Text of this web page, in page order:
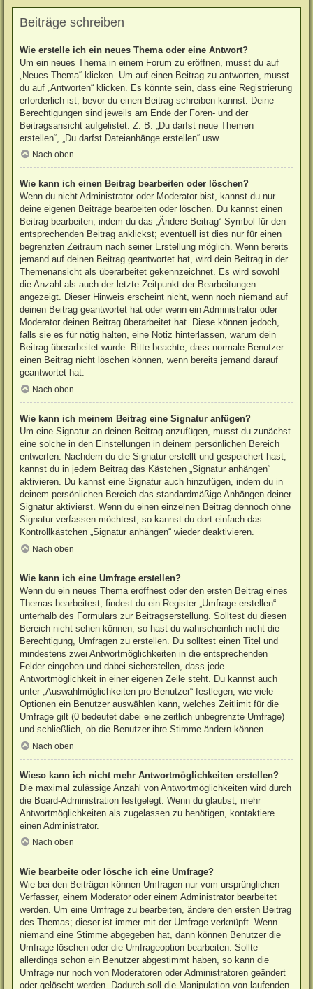
Beiträge schreiben
Wie erstelle ich ein neues Thema oder eine Antwort?
Um ein neues Thema in einem Forum zu eröffnen, musst du auf
„Neues Thema“ klicken. Um auf einen Beitrag zu antworten, musst
du auf „Antworten“ klicken. Es könnte sein, dass eine Registrierung
erforderlich ist, bevor du einen Beitrag schreiben kannst. Deine
Berechtigungen sind jeweils am Ende der Foren- und der
Beitragsansicht aufgelistet. Z. B. „Du darfst neue Themen
erstellen“, „Du darfst Dateianhänge erstellen“ usw.
Nach oben
Wie kann ich einen Beitrag bearbeiten oder löschen?
Wenn du nicht Administrator oder Moderator bist, kannst du nur
deine eigenen Beiträge bearbeiten oder löschen. Du kannst einen
Beitrag bearbeiten, indem du das „Ändere Beitrag“-Symbol für den
entsprechenden Beitrag anklickst; eventuell ist dies nur für einen
begrenzten Zeitraum nach seiner Erstellung möglich. Wenn bereits
jemand auf deinen Beitrag geantwortet hat, wird dein Beitrag in der
Themenansicht als überarbeitet gekennzeichnet. Es wird sowohl
die Anzahl als auch der letzte Zeitpunkt der Bearbeitungen
angezeigt. Dieser Hinweis erscheint nicht, wenn noch niemand auf
deinen Beitrag geantwortet hat oder wenn ein Administrator oder
Moderator deinen Beitrag überarbeitet hat. Diese können jedoch,
falls sie es für nötig halten, eine Notiz hinterlassen, warum dein
Beitrag überarbeitet wurde. Bitte beachte, dass normale Benutzer
einen Beitrag nicht löschen können, wenn bereits jemand darauf
geantwortet hat.
Nach oben
Wie kann ich meinem Beitrag eine Signatur anfügen?
Um eine Signatur an deinen Beitrag anzufügen, musst du zunächst
eine solche in den Einstellungen in deinem persönlichen Bereich
entwerfen. Nachdem du die Signatur erstellt und gespeichert hast,
kannst du in jedem Beitrag das Kästchen „Signatur anhängen“
aktivieren. Du kannst eine Signatur auch hinzufügen, indem du in
deinem persönlichen Bereich das standardmäßige Anhängen deiner
Signatur aktivierst. Wenn du einen einzelnen Beitrag dennoch ohne
Signatur verfassen möchtest, so kannst du dort einfach das
Kontrollkästchen „Signatur anhängen“ wieder deaktivieren.
Nach oben
Wie kann ich eine Umfrage erstellen?
Wenn du ein neues Thema eröffnest oder den ersten Beitrag eines
Themas bearbeitest, findest du ein Register „Umfrage erstellen“
unterhalb des Formulars zur Beitragserstellung. Solltest du diesen
Bereich nicht sehen können, so hast du wahrscheinlich nicht die
Berechtigung, Umfragen zu erstellen. Du solltest einen Titel und
mindestens zwei Antwortmöglichkeiten in die entsprechenden
Felder eingeben und dabei sicherstellen, dass jede
Antwortmöglichkeit in einer eigenen Zeile steht. Du kannst auch
unter „Auswahlmöglichkeiten pro Benutzer“ festlegen, wie viele
Optionen ein Benutzer auswählen kann, welches Zeitlimit für die
Umfrage gilt (0 bedeutet dabei eine zeitlich unbegrenzte Umfrage)
und schließlich, ob die Benutzer ihre Stimme ändern können.
Nach oben
Wieso kann ich nicht mehr Antwortmöglichkeiten erstellen?
Die maximal zulässige Anzahl von Antwortmöglichkeiten wird durch
die Board-Administration festgelegt. Wenn du glaubst, mehr
Antwortmöglichkeiten als zugelassen zu benötigen, kontaktiere
einen Administrator.
Nach oben
Wie bearbeite oder lösche ich eine Umfrage?
Wie bei den Beiträgen können Umfragen nur vom ursprünglichen
Verfasser, einem Moderator oder einem Administrator bearbeitet
werden. Um eine Umfrage zu bearbeiten, ändere den ersten Beitrag
des Themas; dieser ist immer mit der Umfrage verknüpft. Wenn
niemand eine Stimme abgegeben hat, dann können Benutzer die
Umfrage löschen oder die Umfrageoption bearbeiten. Sollte
allerdings schon ein Benutzer abgestimmt haben, so kann die
Umfrage nur noch von Moderatoren oder Administratoren geändert
oder gelöscht werden. Dadurch soll die Manipulation von laufenden